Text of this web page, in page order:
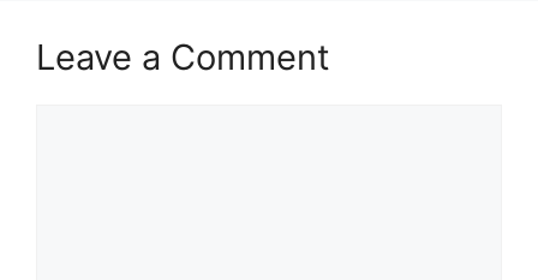
Leave a Comment